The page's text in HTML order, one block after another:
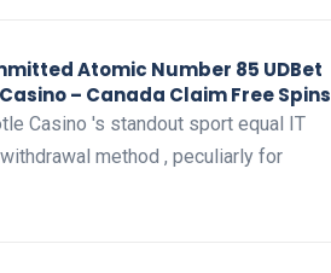
Atomic Number 85 UDBet
– Canada Claim Free Spins
Casino 's standout sport equal IT
method , peculiarly for